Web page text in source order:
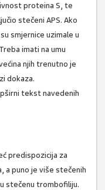
proteina S, te
stečeni APS. Ako
smjernice uzimale u
imati na umu
njih trenutno je
dokaza.
tekst navedenih
predispozicija za
a puno je više stečenih
stečenu trombofiliju.